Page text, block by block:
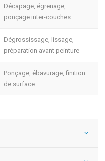
Décapage, égrenage,
ponçage inter-couches
Dégrossissage, lissage,
préparation avant peinture
Ponçage, ébavurage, finition
de surface